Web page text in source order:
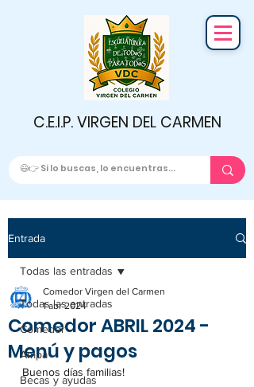
C.E.I.P. VIRGEN DEL CARMEN
Entrada
Todas las entradas
Comedor
Ampa
Becas y ayudas
Todas las entradas
Comedor ABRIL 2024 -
Menú y pagos
Comedor Virgen del Carmen
1 abr 2024
Buenos días familias!